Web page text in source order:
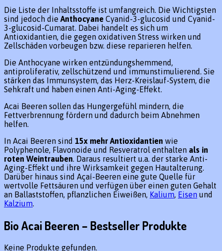
Die Liste der Inhaltsstoffe ist umfangreich. Die Wichtigsten
sind jedoch die Anthocyane Cyanid-3-glucosid und Cyanid-
3-glucosid-Cumarat. Dabei handelt es sich um
Antioxidantien, die gegen oxidativen Stress wirken und
Zellschäden vorbeugen bzw. diese reparieren helfen.
Die Anthocyane wirken entzündungshemmend,
antiproliferativ, zellschützend und immunstimulierend. Sie
stärken das Immunsystem, das Herz-Kreislauf-System, die
Sehkraft und haben einen Anti-Aging-Effekt.
Acai Beeren sollen das Hungergefühl mindern, die
Fettverbrennung fördern und dadurch beim Abnehmen
helfen.
In Acai Beeren sind 15x mehr Antioxidantien wie
Polyphenole, Flavonoide und Resveratrol enthalten als in
roten Weintrauben. Daraus resultiert u.a. der starke Anti-
Aging-Effekt und ihre Wirksamkeit gegen Hautalterung.
Darüber hinaus sind Açaí-Beeren eine gute Quelle für
wertvolle Fettsäuren und verfügen über einen guten Gehalt
an Ballaststoffen, pflanzlichen Eiweißen, Kalium, Eisen und
Kalzium.
Bio Acai Beeren – Bestseller Produkte
Keine Produkte gefunden.